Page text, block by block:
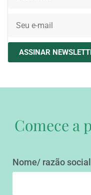
ASSINAR
Comece a
Nome/ razão social